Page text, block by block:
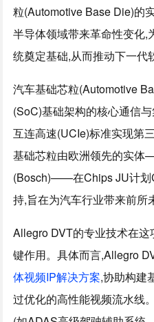
粒(Automotive Base Die)的
半导体领域带来革命性变化,
统奠定基础,从而推动下一代
汽车基础芯粒(Automotive
(SoC)基础架构的核心通信
互连高速(UCIe)标准实现第
基础芯粒由欧洲领先的实
(Bosch)——在Chips JU计划
持,旨在为汽车行业带来前所
Allegro DVT的专业技术在
键作用。具体而言,Allegro
体视频IP解决方案,协助构建
过优化的高性能视频流水线